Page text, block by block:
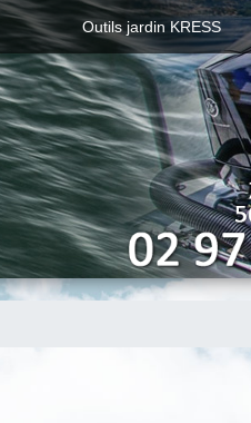
Outils jardin KRESS